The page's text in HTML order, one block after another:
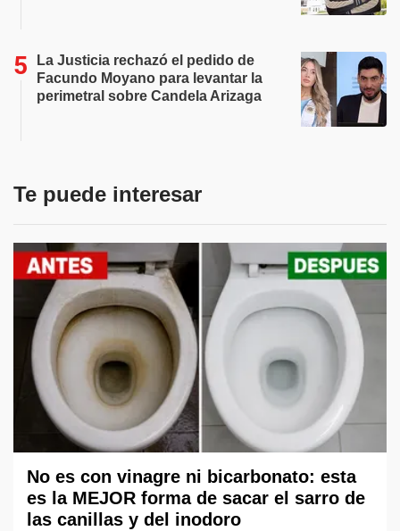
La Justicia rechazó el pedido de
Facundo Moyano para levantar la
perimetral sobre Candela Arizaga
Te puede interesar
No es con vinagre ni bicarbonato: esta
es la MEJOR forma de sacar el sarro de
las canillas y del inodoro